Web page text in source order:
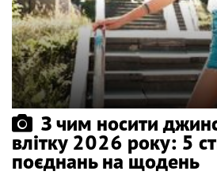
З чим носити
влітку 2026 року: 5
поєднань на щодень